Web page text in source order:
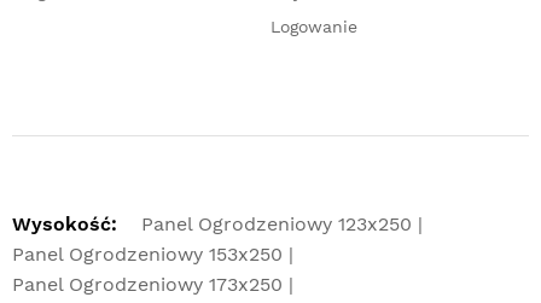
Logowanie
Wysokość:
Panel Ogrodzeniowy 123x250
Panel Ogrodzeniowy 153x250
Panel Ogrodzeniowy 173x250